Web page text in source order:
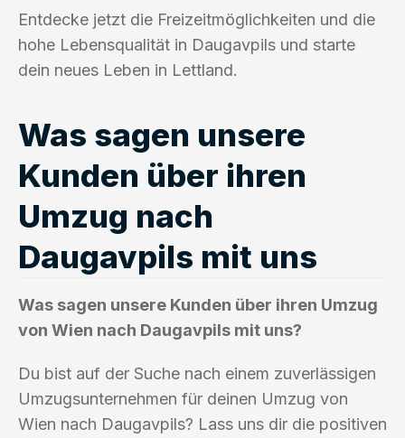
Entdecke jetzt die Freizeitmöglichkeiten und die
hohe Lebensqualität in Daugavpils und starte
dein neues Leben in Lettland.
Was sagen unsere
Kunden über ihren
Umzug nach
Daugavpils mit uns
Was sagen unsere Kunden über ihren Umzug
von Wien nach Daugavpils mit uns?
Du bist auf der Suche nach einem zuverlässigen
Umzugsunternehmen für deinen Umzug von
Wien nach Daugavpils? Lass uns dir die positiven